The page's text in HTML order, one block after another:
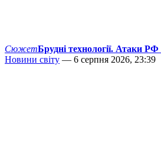
СюжетБрудні технології. Атаки
Новини світу — 6 серпня 2026, 23:39